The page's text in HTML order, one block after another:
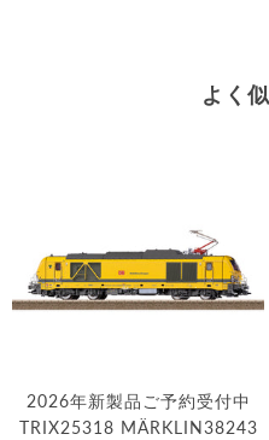
よく
2026年新製品ご予約受付中
TRIX25318 MÄRKLIN38243